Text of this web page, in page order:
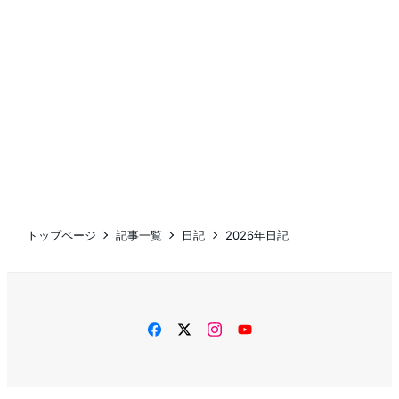
トップページ 記事一覧 日記 2026年日記
facebooktwitterinstagram
YouTube